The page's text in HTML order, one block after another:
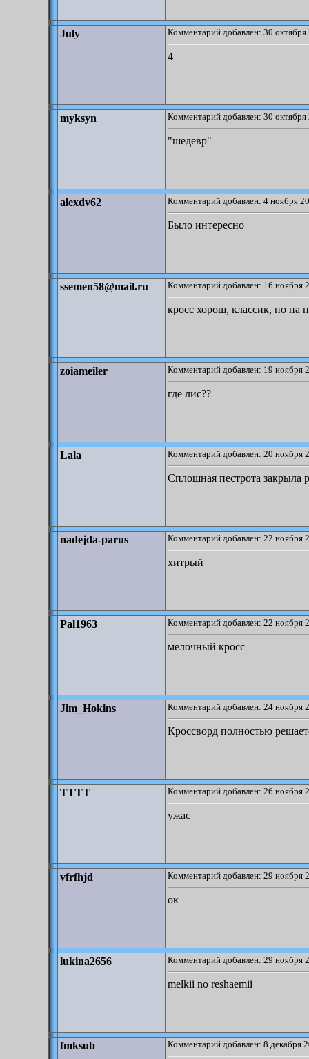
July Комментарий добавлен: 30
4
myksyn Комментарий добавлен: 30
"шедевр"
alexdv62 Комментарий добавлен: 4 ноября
Было интересно
ssemen58@mail.ru Комментарий добавлен: 16 ноября
кросс хорош, классик, но на
zoiameiler Комментарий добавлен: 19 ноября
где лис??
Lala Комментарий добавлен: 20 ноября
Сплошная пестрота закрыла
nadejda-parus Комментарий добавлен: 22 ноября
хитрый
Pal1963 Комментарий добавлен: 22 ноября
мелочный кросс
Jim_Hokins Комментарий добавлен: 24 ноября
Кроссворд полностью
TTTT Комментарий добавлен: 26 ноября
ужас
vfrfhjd Комментарий добавлен: 29 ноября
ок
lukina2656 Комментарий добавлен: 29 ноября
melkii no reshaemii
fmksub Комментарий добавлен: 8 декабря